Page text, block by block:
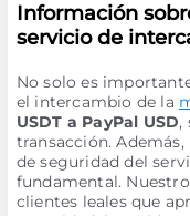
Información
servicio de
No solo es
el intercambio de la
USDT a PayPal USD,
transacción.
de seguridad del
fundamental.
clientes leales que